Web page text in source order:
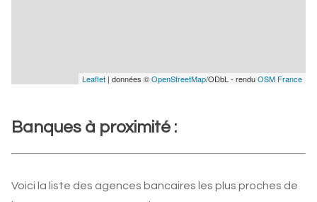
Leaflet | données ©OpenStreetMap/ODbL - renduOSM France
Banques à proximité :
Voici la liste des agences bancaires les plus proches de